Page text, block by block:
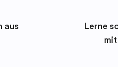
aus
Lerne